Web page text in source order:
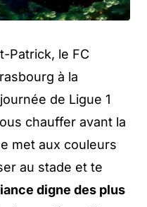
Patrick, le FC
à la
de Ligue 1
chauffer avant la
met aux couleurs
au stade et te
digne des plus